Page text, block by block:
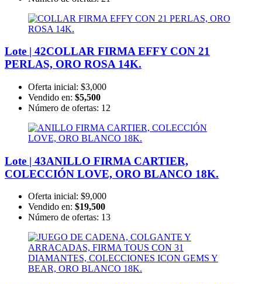
Lote | 42COLLAR FIRMA EFFY CON 21
PERLAS, ORO ROSA 14K.
Oferta inicial: $3,000
Vendido en: $5,500
Número de ofertas: 12
Lote | 43ANILLO FIRMA CARTIER,
COLECCIÓN LOVE, ORO BLANCO 18K.
Oferta inicial: $9,000
Vendido en: $19,500
Número de ofertas: 13